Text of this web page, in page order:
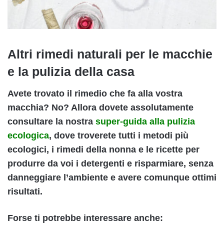
Altri rimedi naturali per le macchie
e la pulizia della casa
Avete trovato il rimedio che fa alla vostra
macchia? No? Allora dovete assolutamente
consultare la nostra super-guida alla pulizia
ecologica, dove troverete tutti i metodi più
ecologici, i rimedi della nonna e le ricette per
produrre da voi i detergenti e risparmiare, senza
danneggiare l’ambiente e avere comunque ottimi
risultati.
Forse ti potrebbe interessare anche: